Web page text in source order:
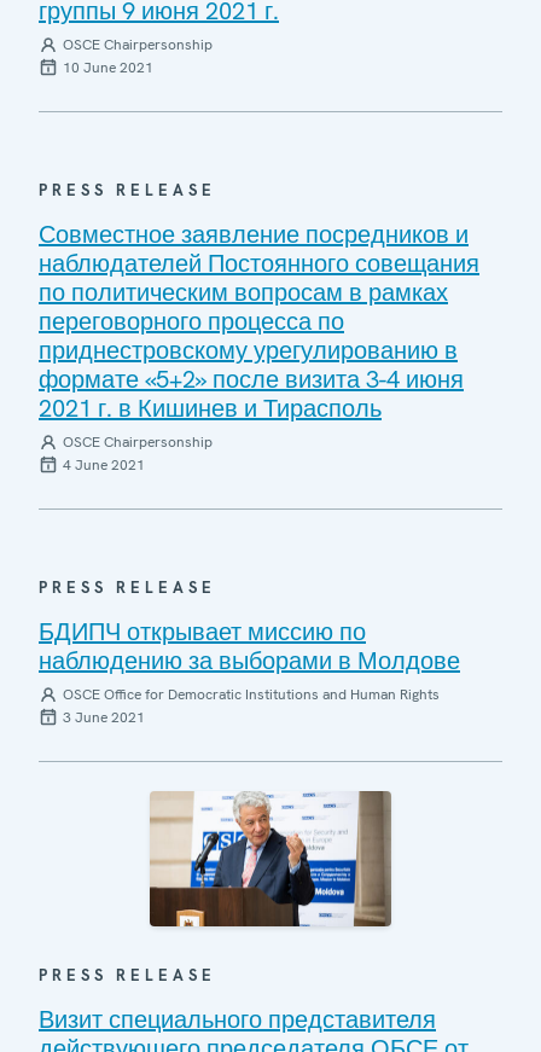
группы 9 июня 2021 г.
OSCE Chairpersonship
10 June 2021
PRESS RELEASE
Совместное заявление посредников и
наблюдателей Постоянного совещания
по политическим вопросам в рамках
переговорного процесса по
приднестровскому урегулированию в
формате «5+2» после визита 3-4 июня
2021 г. в Кишинев и Тирасполь
OSCE Chairpersonship
4 June 2021
PRESS RELEASE
БДИПЧ открывает миссию по
наблюдению за выборами в Молдове
OSCE Office for Democratic Institutions and Human Rights
3 June 2021
PRESS RELEASE
Визит специального представителя